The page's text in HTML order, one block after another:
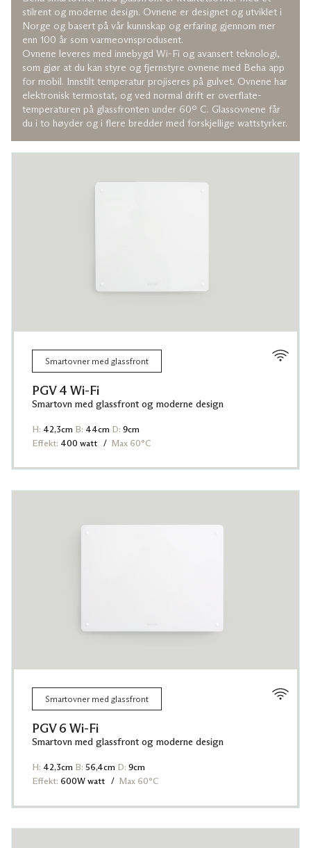
PGV 10 Wi-Fi
PGV 12 Wi-Fi
LGV 7 Wi-Fi
LGV 10 Wi-Fi
Smartovner med stålfront
PV 4 Wi-Fi
PV 8 Wi-Fi
PV 10 Wi-Fi
PV 15 Wi-Fi
PB 12
LB 10
Frittstående gulvovner
Hekla VT 2000
VT 620
GME 1500
Småromsovn
stilrent og moderne design. Ovnene er designet og utviklet i
Norge og basert på vår kunnskap og erfaring gjennom mer
enn 100 år som varmeovnsprodusent.
Ovnene leveres med innebygd Wi-Fi og avansert teknologi,
som gjør at du kan styre og fjernstyre ovnene med Beha app
for mobil. Innstilt temperatur projiseres på gulvet. Ovnene har
elektronisk termostat, og ved normal drift er overflate-
temperaturen på glassfronten under 60º C. Glassovnene får
du i to høyder og i flere bredder med forskjellige wattstyrker.
Smartovner med glassfront
PGV 4 Wi-Fi
Smartovn med glassfront og moderne design
H: 42,3cm B: 44cm D: 9cm
Effekt: 400 watt Max 60°C
Smartovner med glassfront
PGV 6 Wi-Fi
Smartovn med glassfront og moderne design
H: 42,3cm B: 56,4cm D: 9cm
Effekt: 600W watt Max 60°C